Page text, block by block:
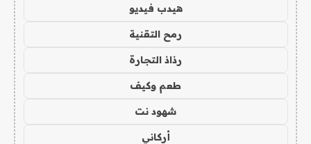
هيدب فيديو
رمح التقنية
رذاذ التجارة
طعم وكيف
شهود نت
أركاني